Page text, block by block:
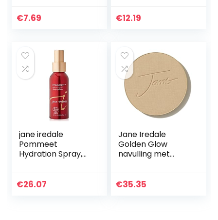
€7.69
moduleerbaar
€12.19
jane iredale
Pommeet
Hydration Spray,
€26.07
Jane Iredale
Golden Glow
navulling met
€35.35